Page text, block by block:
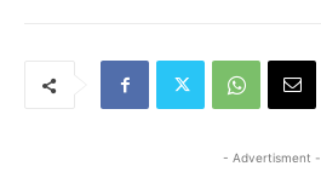
- Advertisment -